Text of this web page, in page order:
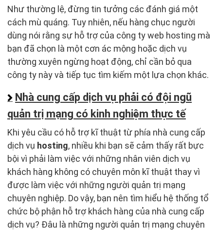
Như thường lệ, đừng tin tưởng các đánh giá một
cách mù quáng. Tuy nhiên, nếu hàng chục người
dùng nói rằng sự hỗ trợ của công ty web hosting mà
bạn đã chọn là một cơn ác mộng hoặc dịch vụ
thường xuyên ngừng hoạt động, chỉ cần bỏ qua
công ty này và tiếp tục tìm kiếm một lựa chọn khác.
Nhà cung cấp dịch vụ phải có đội ngũ
quản trị mạng có kinh nghiệm thực tế
Khi yêu cầu có hỗ trợ kĩ thuật từ phía nhà cung cấp
dịch vụ hosting, nhiều khi bạn sẽ cảm thấy rất bực
bội vì phải làm việc với những nhân viên dịch vụ
khách hàng không có chuyên môn kĩ thuật thay vì
được làm việc với những người quản trị mạng
chuyên nghiệp. Do vậy, bạn nên tìm hiểu hệ thống tổ
chức bộ phận hỗ trợ khách hàng của nhà cung cấp
dịch vụ? Đâu là những người quản trị mạng chuyên